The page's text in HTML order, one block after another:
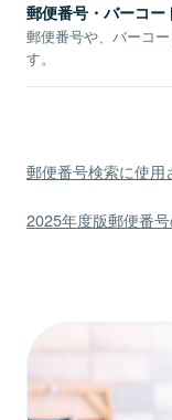
郵便番号・バーコー
郵便番号や、バーコ
す。
郵便番号検索に使用
2025年度版郵便番